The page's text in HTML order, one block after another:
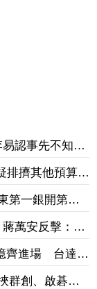
認事先不知
備
排擠其他預算
第一銀開第一
萬安反擊：這
齊進場 台達電
群創、啟碁、